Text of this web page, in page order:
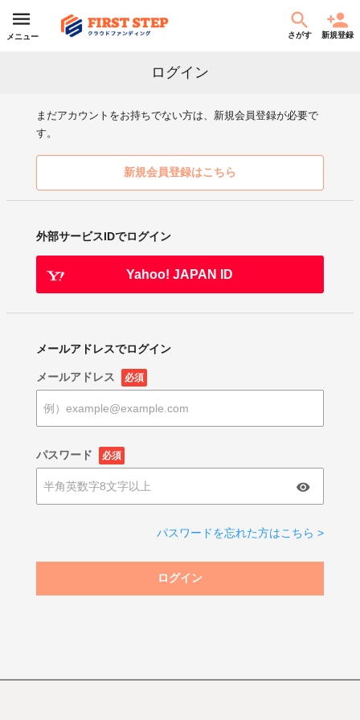
メニュー さがす 新規登録
ログイン
まだアカウントをお持ちでない方は、新規会員登録が必要で
す。
新規会員登録はこちら
外部サービスIDでログイン
Yahoo! JAPAN ID
メールアドレスでログイン
メールアドレス 必須
パスワード 必須
パスワードを忘れた方はこちら >
ログイン